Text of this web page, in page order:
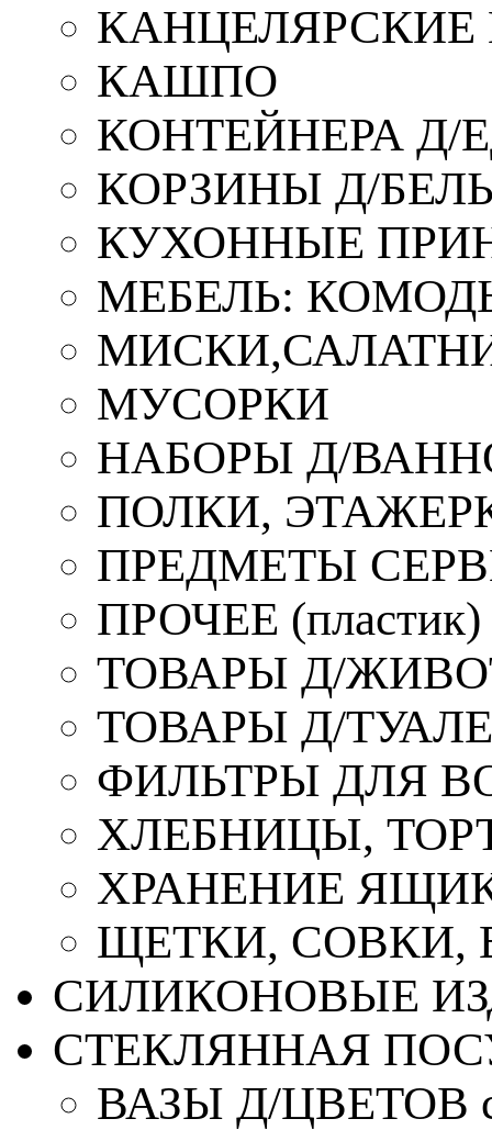
КАШПО
КОНТЕЙНЕРА Д/
КОРЗИНЫ Д/
КУХОННЫЕ
МЕБЕЛЬ:
МУСОРКИ
НАБОРЫ Д/
ПОЛКИ,
ПРЕДМЕТЫ
ПРОЧЕЕ (пластик)
ТОВАРЫ Д/
ТОВАРЫ Д/
ФИЛЬТРЫ ДЛЯ
ХЛЕБНИЦЫ,
ХРАНЕНИЕ
ЩЕТКИ, СОВКИ,
СИЛИКОНОВЫЕ
СТЕКЛЯННАЯ
ВАЗЫ Д/ЦВЕТОВ